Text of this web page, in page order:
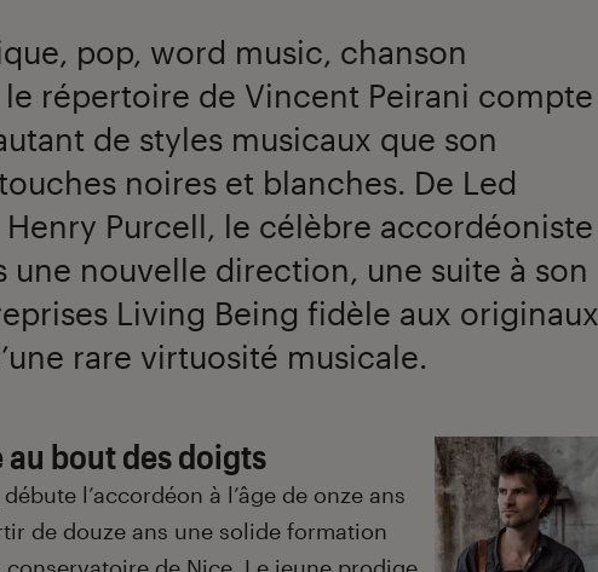
pop, word music, chanson
répertoire de Vincent Peirani compte
de styles musicaux que son
noires et blanches. De Led
Henry Purcell, le célèbre accordéoniste
une nouvelle direction, une suite à son
Living Being fidèle aux originaux
rare virtuosité musicale.
au bout des doigts
débute l’accordéon à l’âge de onze ans
de douze ans une solide formation